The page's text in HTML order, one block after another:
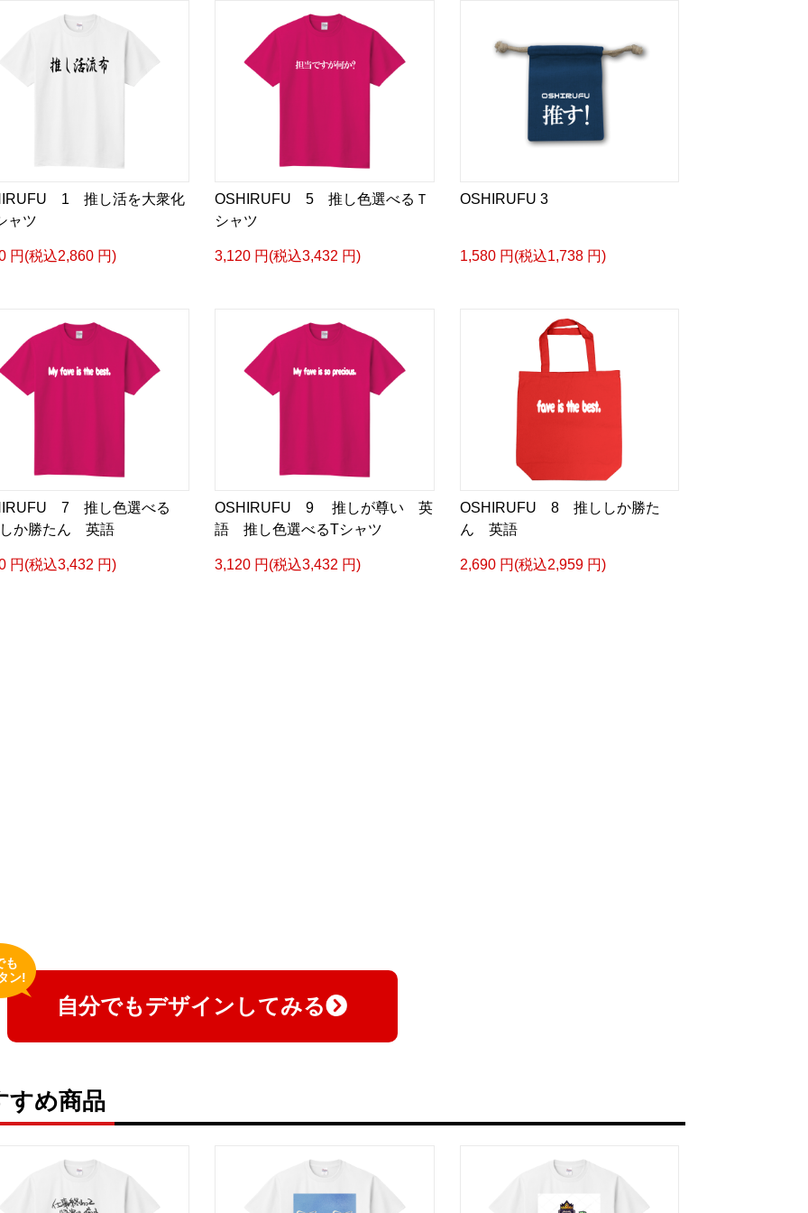
1 推し活を大衆化
ャツ
円(税込2,860 円)
OSHIRUFU 5 推し色選べるＴ
シャツ
3,120 円(税込3,432 円)
OSHIRUFU 3
1,580 円(税込1,738 円)
7 推し色選べる
か勝たん 英語
円(税込3,432 円)
OSHIRUFU 9 推しが尊い 英
語 推し色選べるTシャツ
3,120 円(税込3,432 円)
OSHIRUFU 8 推ししか勝た
ん 英語
2,690 円(税込2,959 円)
自分でもデザインしてみる
も
ン!
すめ商品